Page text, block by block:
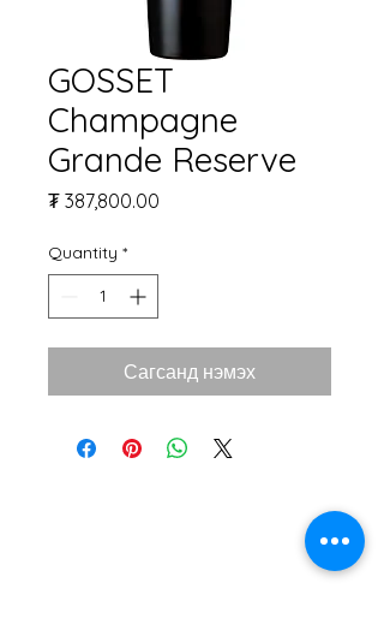
GOSSET
Champagne
Grande Reserve
₮ 387,800.00
Quantity *
Сагсанд нэмэх